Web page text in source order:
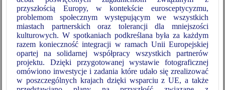
przyszłością Europy, w kontekście eurosceptycyzmu,
problemom społecznym występującym we wszystkich
miastach partnerskich oraz tolerancji dla mniejszości
kulturowych. W spotkaniach podkreślana była za każdym
razem konieczność integracji w ramach Unii Europejskiej
opartej na solidarnej współpracy wszystkich partnerów
projektu. Dzięki przygotowanej wystawie fotograficznej
omówiono inwestycje i zadania które udało się zrealizować
w poszczególnych krajach dzięki wsparciu z UE, a także